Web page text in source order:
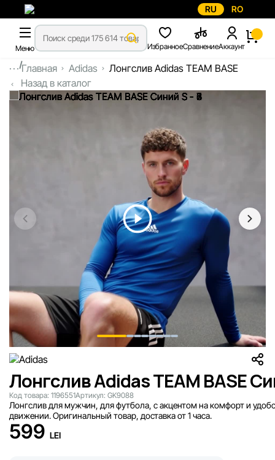
RU RO
Меню ИзбранноеСравнениеАккаунт
...Главная Adidas
Лонгслив Adidas TEAM BASE
Назад в каталог
Лонгслив Adidas TEAM BASE
Код товара: 1196551Артикул: GK9088
Лонгслив для мужчин, для футбола, с акцентом на комфорт и
движении. Оригинальный товар, доставка от 1 часа.
599 LEI